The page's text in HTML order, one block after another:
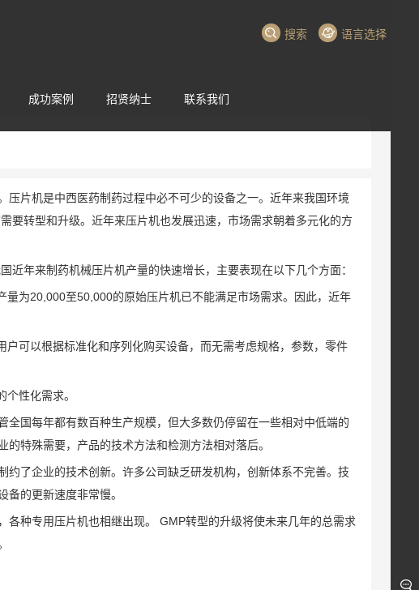
搜索 语言选择
成功案例 招贤纳士 联系我们
片机是中西医药制药过程中必不可少的设备之一。近年来我国环境
要转型和升级。近年来压片机也发展迅速，市场需求朝着多元化的方
年来制药机械压片机产量的快速增长，主要表现在以下几个方面：
为20,000至50,000的原始压片机已不能满足市场需求。因此，近年
可以根据标准化和序列化购买设备，而无需考虑规格，参数，零件
性化需求。
国每年都有数百种生产规模，但大多数仍停留在一些相对中低端的
特殊需要，产品的技术方法和检测方法相对落后。
了企业的技术创新。许多公司缺乏研发机构，创新体系不完善。技
的更新速度非常慢。
种专用压片机也相继出现。 GMP转型的升级将使未来几年的总需求